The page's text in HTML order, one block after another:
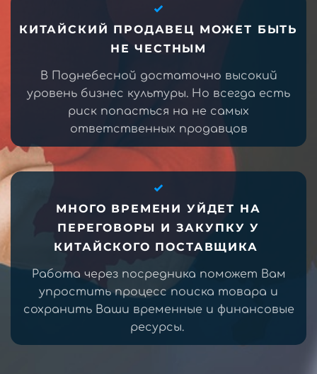
КИТАЙСКИЙ ПРОДАВЕЦ МОЖЕТ БЫТЬ
НЕ ЧЕСТНЫМ
В Поднебесной достаточно высокий
уровень бизнес культуры. Но всегда есть
риск попасться на не самых
ответственных продавцов
МНОГО ВРЕМЕНИ УЙДЕТ НА
ПЕРЕГОВОРЫ И ЗАКУПКУ У
КИТАЙСКОГО ПОСТАВЩИКА
Работа через посредника поможет Вам
упростить процесс поиска товара и
сохранить Ваши временные и финансовые
ресурсы.